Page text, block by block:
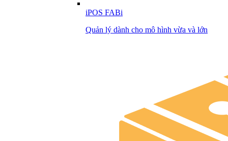
iPOS FABi
Quản lý dành cho mô hình vừa và lớn